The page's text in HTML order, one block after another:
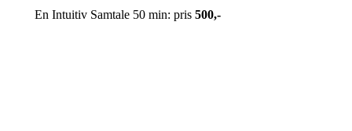
En Intuitiv Samtale 50 min: pris 500,-